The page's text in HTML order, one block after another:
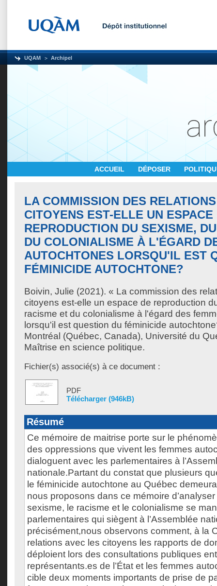
UQAM Archipel
ACCUEIL DÉPOSER
LA COMMISSION DES
CITOYENS EST-ELLE UN ESPACE
REPRODUCTION DU SEXISME,
DU COLONIALISME À L'ÉGARD
AUTOCHTONES LORSQU'IL EST
FÉMINICIDE AUTOCHTONE?
Boivin, Julie (2021). « La commission des
citoyens est-elle un espace de reproduction
racisme et du colonialisme à l'égard des
lorsqu'il est question du féminicide
Montréal (Québec, Canada), Université du
Maîtrise en science politique.
Fichier(s) associé(s) à ce document :
PDF
Télécharger (946kB)
Résumé
Ce mémoire de maitrise porte sur le
des oppressions que vivent les femmes
dialoguent avec les parlementaires à
nationale.Partant du constat que plusieurs
le féminicide autochtone au Québec
nous proposons dans ce mémoire
sexisme, le racisme et le colonialisme se
parlementaires qui siègent à l’Assemblée
précisément,nous observons comment, à la
relations avec les citoyens les rapports de
déploient lors des consultations publiques
représentants.es de l’État et les femmes
cible deux moments importants de prise de